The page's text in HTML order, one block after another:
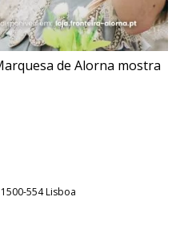
de Alorna mostra
554 Lisboa